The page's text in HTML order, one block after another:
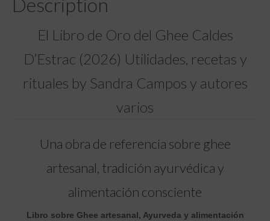
rituales
del
artesanal
Sandra
El Libro de Oro del Ghee Caldes
D’Estrac (2026) Utilidades, recetas y
rituales by Sandra Campos y autores
varios
Una obra de referencia sobre ghee
artesanal, tradición ayurvédica y
alimentación consciente
Libro sobre Ghee artesanal, Ayurveda y alimentación